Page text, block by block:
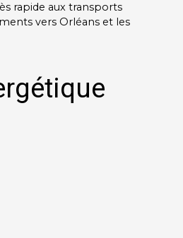
rapide aux transports
vers Orléans et les